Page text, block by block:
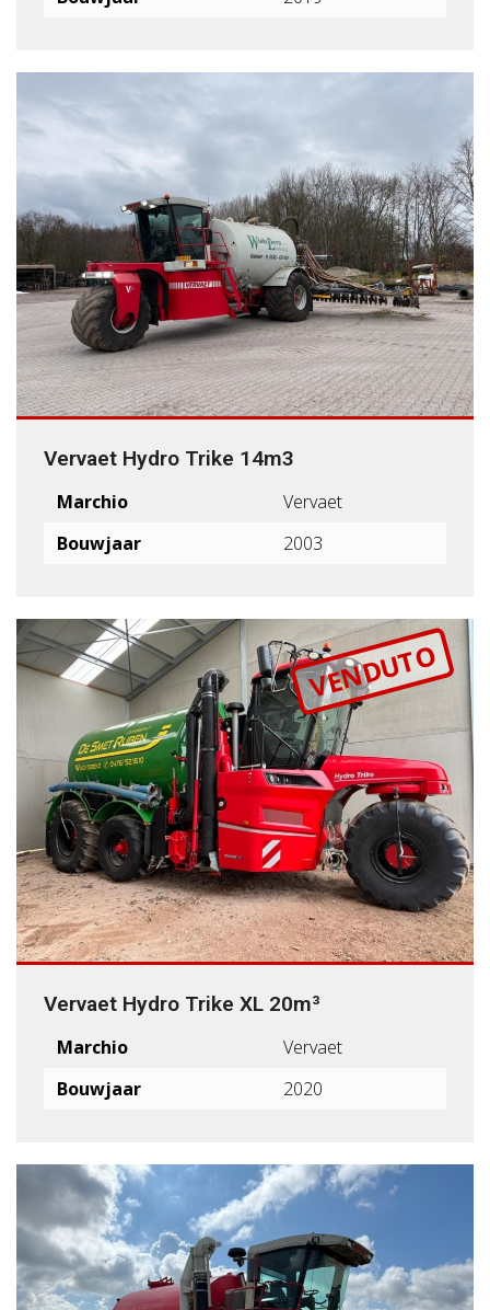
Vervaet Hydro Trike 14m3
Marchio
Vervaet
Bouwjaar
2003
VENDUTO
Vervaet Hydro Trike XL 20m³
Marchio
Vervaet
Bouwjaar
2020